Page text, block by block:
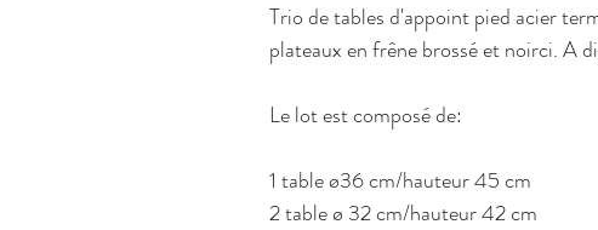
Trio de tables d'appoint pied acier
plateaux en frêne brossé et noirci. A
Le lot est composé de:
1 table ø36 cm/hauteur 45 cm
2 table ø 32 cm/hauteur 42 cm